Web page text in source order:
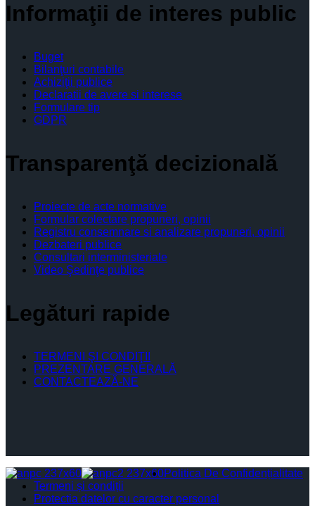
Informaţii de interes public
Buget
Bilanţuri contabile
Achiziţii publice
Declaratii de avere si interese
Formulare tip
GDPR
Transparenţă decizională
Proiecte de acte normative
Formular colectare propuneri, opinii
Registru consemnare si analizare propuneri, opinii
Dezbateri publice
Consultari interministeriale
Video Şedinţe publice
Legături rapide
TERMENI ŞI CONDIŢII
PREZENTARE GENERALĂ
CONTACTEAZĂ-NE
Politica De Confidențialitate
Termeni și condiții
Protectia datelor cu caracter personal